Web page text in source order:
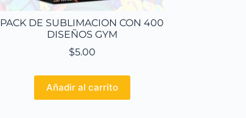
PACK DE SUBLIMACION CON 400
DISEÑOS GYM
$5.00
Añadir al carrito